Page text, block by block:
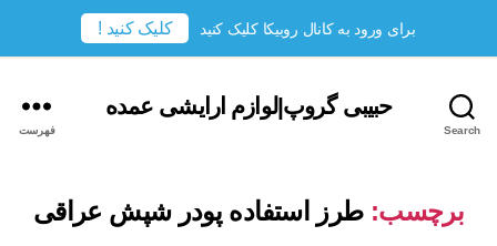
Search
حبیبی گروپ|لوازم ارایشی عمده
فهرست
برچسب: طرز استفاده پودر شپش عراقی
برای ورود به کانال روبیکا کلیک کنید کلیک کنید !